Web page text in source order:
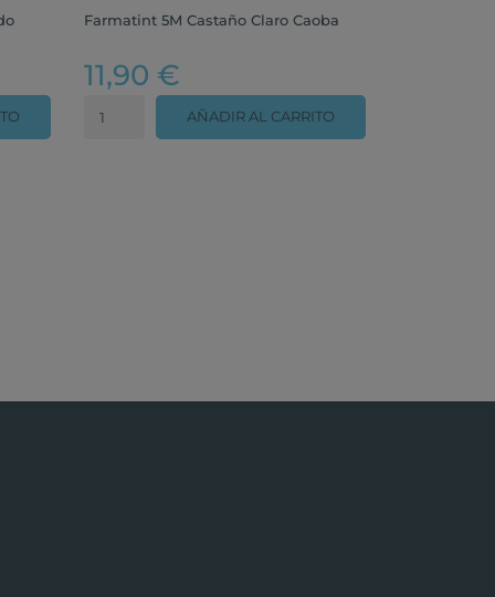
Farmatint 5M Castaño Claro Caoba
11,90 €
AÑADIR AL CARRITO